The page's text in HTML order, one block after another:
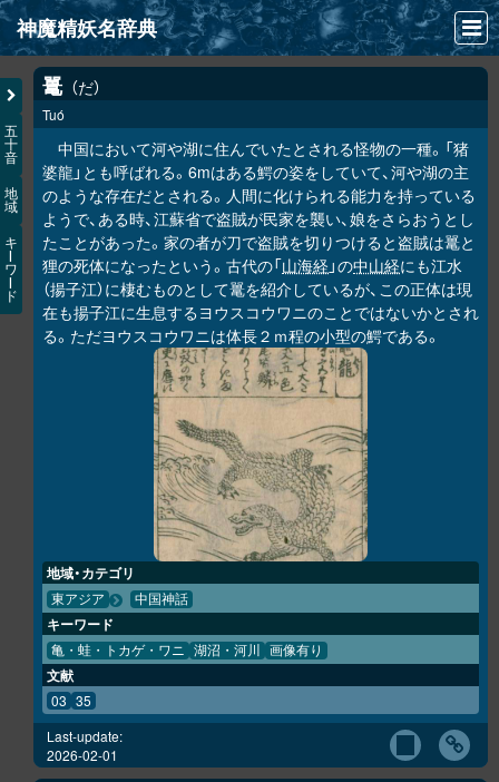
神魔精妖名辞典
NEWS
INFO
文献
検索
凖項目
画像資料便覧
LINK
五
十
音
地
域
キ
ワ
ド
鼍 だ
Tuó
中国において河や湖に住んでいたとされる怪物の一種。「猪
婆龍」とも呼ばれる。6mはある鰐の姿をしていて、河や湖の主
のような存在だとされる。人間に化けられる能力を持っている
ようで、ある時、江蘇省で盗賊が民家を襲い、娘をさらおうとし
たことがあった。家の者が刀で盗賊を切りつけると盗賊は鼍と
狸の死体になったという。古代の「山海経 」の中山経にも江水
（揚子江）に棲むものとして鼍を紹介しているが、この正体は現
在も揚子江に生息するヨウスコウワニのことではないかとされ
る。ただヨウスコウワニは体長２ｍ程の小型の鰐である。
地域・カテゴリ
東アジア 中国神話
キーワード
亀・蛙・トカゲ・ワニ 湖沼・河川 画像有り
文献
03 35
Last-update:
2026-02-01